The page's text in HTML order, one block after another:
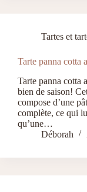
Tartes et
Tarte panna cotta
Tarte panna cotta
bien de saison!
compose d’une
complète, ce qui
qu’une…
Déborah